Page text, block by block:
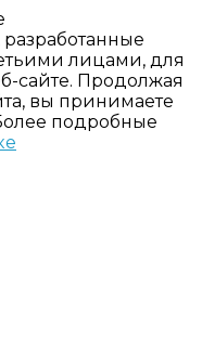
лицами, для
сайте. Продолжая
вы принимаете
подробные